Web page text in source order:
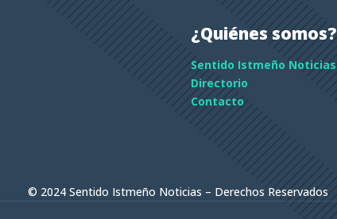
¿Quiénes somos?
Sentido Istmeño Noticias
Directorio
Contacto
© 2024 Sentido Istmeño Noticias – Derechos Reservados